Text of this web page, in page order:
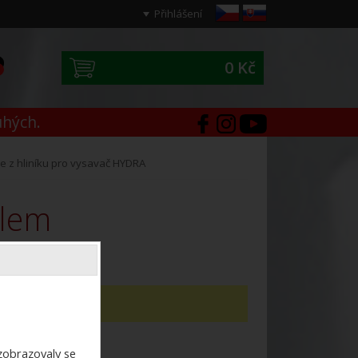
Přihlášení
0 Kč
z hliníku pro vysavač HYDRA
se